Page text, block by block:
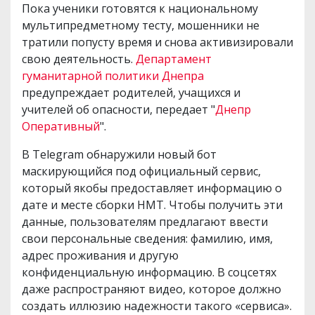
Пока ученики готовятся к национальному
мультипредметному тесту, мошенники не
тратили попусту время и снова активизировали
свою деятельность. Департамент
гуманитарной политики Днепра
предупреждает родителей, учащихся и
учителей об опасности, передает "Днепр
Оперативный".
В Telegram обнаружили новый бот
маскирующийся под официальный сервис,
который якобы предоставляет информацию о
дате и месте сборки НМТ. Чтобы получить эти
данные, пользователям предлагают ввести
свои персональные сведения: фамилию, имя,
адрес проживания и другую
конфиденциальную информацию. В соцсетях
даже распространяют видео, которое должно
создать иллюзию надежности такого «сервиса».